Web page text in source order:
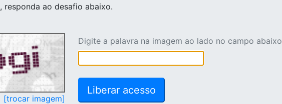
, responda ao desafio abaixo.
[trocar imagem]
Digite a palavra na imagem ao lado no campo abaixo